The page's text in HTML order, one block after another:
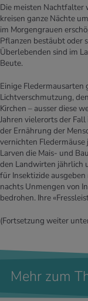
Die meisten Nachtfalter
kreisen ganze Nächte
im Morgengrauen
Pflanzen bestäubt oder
Überlebenden sind im
Beute.
Einige Fledermausarten
Lichtverschmutzung,
Kirchen – ausser diese
Jahren vielerorts der
der Ernährung der
vernichten
Larven die Mais- und
den Landwirten jährlich
für ­Insektizide
nachts Unmengen von
bedrohen. Ihre
(Fortsetzung weiter
Mehr zum